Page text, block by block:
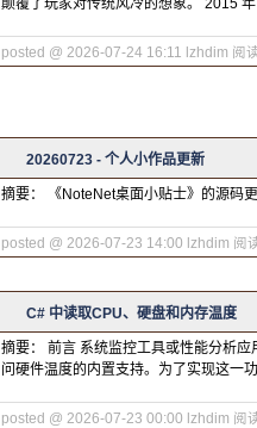
颠覆了玩家对传统风冷的想象。 2015
posted @ 2026-07-24 16:11 lzhdim 阅
20260723 - 个人小作品更新
摘要： 《NoteNet桌面小贴士》的源码
posted @ 2026-07-23 14:00 lzhdim 阅
C# 中读取CPU、硬盘和内存温度
摘要： 前言 系统监控工具或性能分析
问硬件温度的内置支持。为了实现这一
posted @ 2026-07-23 00:00 lzhdim 阅